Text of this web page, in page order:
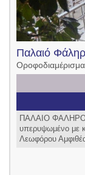
Παλαιό
ΠΑΛΑΙΟ ΦΑΛΗΡΟ,
υπερυψωμένο με
Λεωφόρου